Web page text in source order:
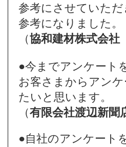
参考にさせていた
参考になりました。
（協和建材株式会社
●今までアンケート
お客さまからアン
たいと思います。
（有限会社渡辺新聞
●自社のアンケート